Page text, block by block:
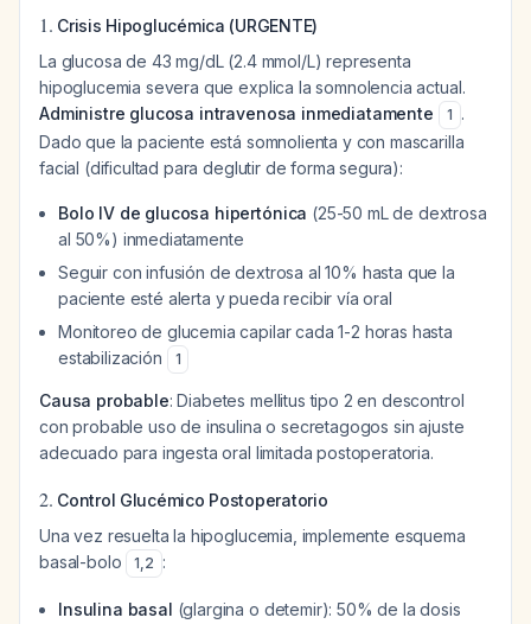
1. Crisis Hipoglucémica (URGENTE)
La glucosa de 43 mg/dL (2.4 mmol/L) representa
hipoglucemia severa que explica la somnolencia actual.
Administre glucosa intravenosa inmediatamente
1 .
Dado que la paciente está somnolienta y con mascarilla
facial (dificultad para deglutir de forma segura):
Bolo IV de glucosa hipertónica (25-50 mL de dextrosa
al 50%) inmediatamente
Seguir con infusión de dextrosa al 10% hasta que la
paciente esté alerta y pueda recibir vía oral
Monitoreo de glucemia capilar cada 1-2 horas hasta
estabilización
1
Causa probable: Diabetes mellitus tipo 2 en descontrol
con probable uso de insulina o secretagogos sin ajuste
adecuado para ingesta oral limitada postoperatoria.
2. Control Glucémico Postoperatorio
Una vez resuelta la hipoglucemia, implemente esquema
basal-bolo
1,2 :
Insulina basal (glargina o detemir): 50% de la dosis